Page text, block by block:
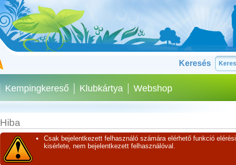
Keresés
Kempingkereső Klubkártya Webshop
Hiba
Csak bejelentkezett felhasználó számára elérhető funkció elérési
kisérlete, nem bejelentkezett felhasználóval.